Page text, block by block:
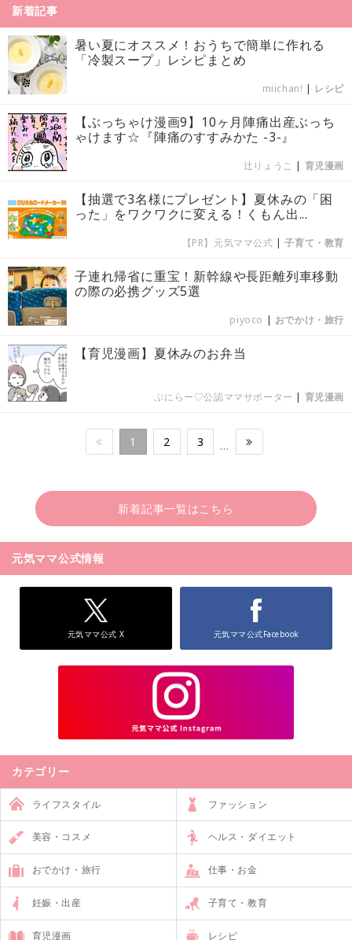
新着記事
暑い夏にオススメ！おうちで簡単に作れる
「冷製スープ」レシピまとめ
miichan! | レシピ
【ぶっちゃけ漫画9】10ヶ月陣痛出産ぶっち
ゃけます☆『陣痛のすすみかた -3-』
辻りょうこ | 育児漫画
【抽選で3名様にプレゼント】夏休みの「困
った」をワクワクに変える！くもん出...
【PR】元気ママ公式 |子育て・教育
子連れ帰省に重宝！新幹線や長距離列車移動
の際の必携グッズ5選
piyoco | おでかけ・旅行
【育児漫画】夏休みのお弁当
ぷにらー♡公認ママサポーター | 育児漫画
1 2 3 …
新着記事一覧はこちら
元気ママ公式情報
元気ママ公式 X 元気ママ公式Facebook
カテゴリー
ライフスタイル ファッション
美容・コスメ ヘルス・ダイエット
おでかけ・旅行 仕事・お金
妊娠・出産 子育て・教育
育児漫画 レシピ